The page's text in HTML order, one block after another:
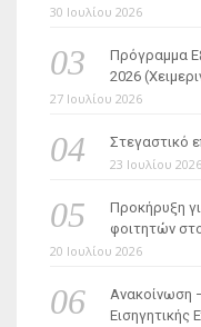
30 Ιουλίου 2026
Πρόγραμμα
2026
27 Ιουλίου 2026
Στεγαστικό
23 Ιουλίου 2026
Προκήρυξη
φοιτητών
20 Ιουλίου 2026
Ανακοίνωση
Εισηγητικής